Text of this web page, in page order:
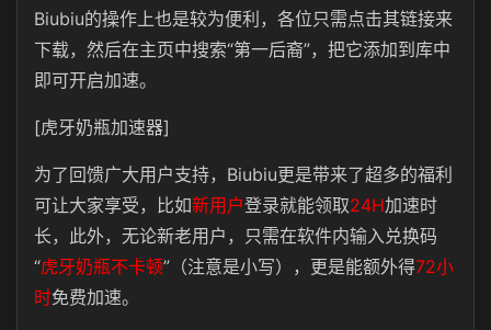
Biubiu的操作上也是较为便利，各位只需点击其链接来
下载，然后在主页中搜索“第一后裔”，把它添加到库中
即可开启加速。
[虎牙奶瓶加速器]
为了回馈广大用户支持，Biubiu更是带来了超多的福利
可让大家享受，比如新用户登录就能领取24H加速时
长，此外，无论新老用户，只需在软件内输入兑换码
“虎牙奶瓶不卡顿”（注意是小写），更是能额外得72小
时免费加速。